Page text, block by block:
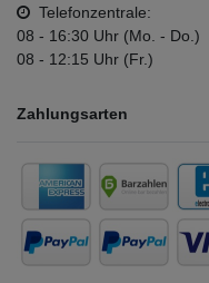
Telefonzentrale:
08 - 16:30 Uhr (Mo. - Do.)
08 - 12:15 Uhr (Fr.)
Zahlungsarten